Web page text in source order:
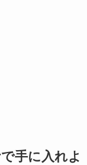
手に入れよ